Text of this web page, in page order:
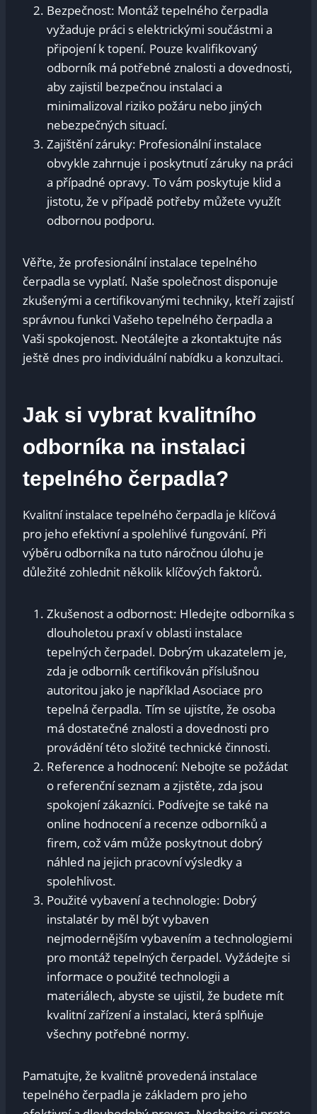
Bezpečnost: Montáž tepelného čerpadla
vyžaduje práci s elektrickými součástmi a
připojení k topení. Pouze kvalifikovaný
odborník má potřebné znalosti a dovednosti,
aby zajistil bezpečnou instalaci a
minimalizoval riziko požáru nebo jiných
nebezpečných situací.
Zajištění záruky: Profesionální instalace
obvykle zahrnuje i poskytnutí záruky na práci
a případné opravy. To vám poskytuje klid a
jistotu, že v případě potřeby můžete využít
odbornou podporu.
Věřte, že profesionální instalace tepelného
čerpadla se vyplatí. Naše společnost disponuje
zkušenými a certifikovanými techniky, kteří zajistí
správnou funkci Vašeho tepelného čerpadla a
Vaši spokojenost. Neotálejte a zkontaktujte nás
ještě dnes pro individuální nabídku a konzultaci.
Jak si vybrat kvalitního
odborníka na instalaci
tepelného čerpadla?
Kvalitní instalace tepelného čerpadla je klíčová
pro jeho efektivní a spolehlivé fungování. Při
výběru odborníka na tuto náročnou úlohu je
důležité zohlednit několik klíčových faktorů.
Zkušenost a odbornost: Hledejte odborníka s
dlouholetou praxí v oblasti instalace
tepelných čerpadel. Dobrým ukazatelem je,
zda je odborník certifikován příslušnou
autoritou jako je například Asociace pro
tepelná čerpadla. Tím se ujistíte, že osoba
má dostatečné znalosti a dovednosti pro
provádění této složité technické činnosti.
Reference a hodnocení: Nebojte se požádat
o referenční seznam a zjistěte, zda jsou
spokojení zákazníci. Podívejte se také na
online hodnocení a recenze odborníků a
firem, což vám může poskytnout dobrý
náhled na jejich pracovní výsledky a
spolehlivost.
Použité vybavení a technologie: Dobrý
instalatér by měl být vybaven
nejmodernějším vybavením a technologiemi
pro montáž tepelných čerpadel. Vyžádejte si
informace o použité technologii a
materiálech, abyste se ujistil, že budete mít
kvalitní zařízení a instalaci, která splňuje
všechny potřebné normy.
Pamatujte, že kvalitně provedená instalace
tepelného čerpadla je základem pro jeho